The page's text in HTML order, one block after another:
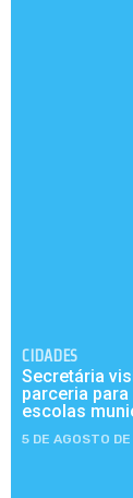
CIDADES
Secretária
parceria
escolas
5 DE AGOSTO